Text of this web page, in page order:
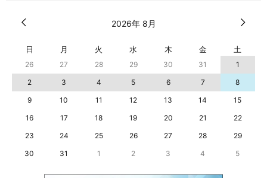
2026年 8月
日 月 火 水 木 金 土
26 27 28 29 30 31
1
2
3 4 5 6 7
8
9
10 11 12 13 14
15
16
17 18 19 20 21
22
23
24 25 26 27 28
29
30
31 1 2 3 4 5